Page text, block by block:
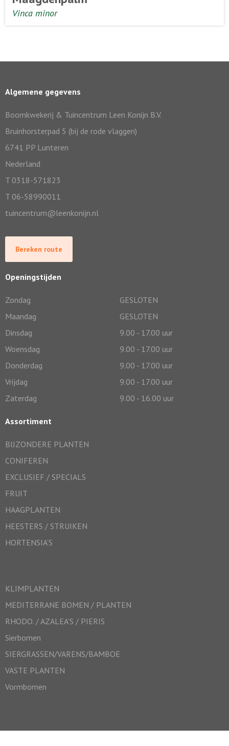
Vinca minor
Algemene gegevens
Boomkwekerij & Tuincentrum Leen Konijn B.V.
Bruinhorsterpad 5 (bij de rode vlaggen)
6741 PP Lunteren
Nederland
T 0318-571823
T 06-58990011
tuincentrum@leenkonijn.nl
Bereken route
Openingstijden
Zondag
GESLOTEN
Maandag
GESLOTEN
Dinsdag
9.00 - 17.00 uur
Woensdag
9.00 - 17.00 uur
Donderdag
9.00 - 17.00 uur
Vrijdag
9.00 - 17.00 uur
Zaterdag
9.00 - 16.00 uur
Assortiment
BIJZONDERE PLANTEN
CONIFEREN
EXCLUSIEF / SPECIALS
FRUIT
HAAGPLANTEN
HEESTERS / STRUIKEN
HORTENSIA’S
KLIMPLANTEN
MEDITERRANE BOMEN / PLANTEN
RHODO. / AZALEA’S / PIERIS
Sierbomen
SIERGRASSEN/VARENS/BAMBOE
VASTE PLANTEN
Vormbomen